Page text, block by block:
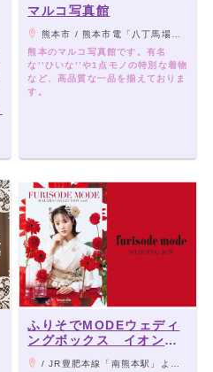
マルコ写真館
熊本市 / 熊本市電「八丁馬場」電停前
熊本のマルコ写真館です。有名
な’’ひいな’’や1点モノの特別な着物
など、高品質な一品を揃えておりま
す。
ふりそでMODEウェディ
ングボックス イオンモ
ール熊本店
/ JR豊肥本線「南熊本駅」よりバス「イオンモール熊本」下車